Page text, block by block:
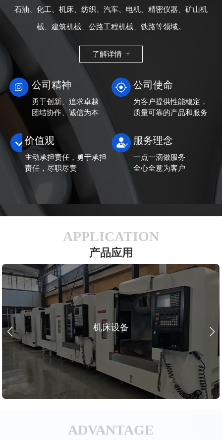
石油、化工、机床、纺织、汽车、电机、精密仪器、矿山机
械、建筑机械、公路工程机械、铁路等领域。
了解详情 +
公司精神
勇于创新、追求卓越
团结协作、诚信为本
公司使命
为客户提供性能稳定，
质量可靠的产品和服务
价值观
主动承担责任，勇于承担
责任，尽职尽责
服务理念
一点一滴做服务
全心全意为客户
APPLICATION
产品应用
机床设备
ADVANTAGE